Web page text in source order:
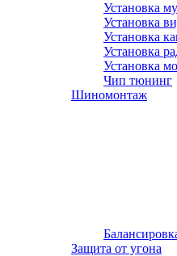
Установка
Установка
Установка
Установка
Установка
Чип тюнинг
Шиномонтаж
Защита от угона